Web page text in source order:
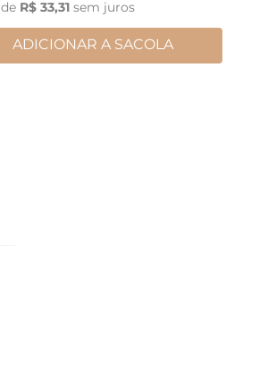
de R$ 33,31 sem juros
ADICIONAR A SACOLA